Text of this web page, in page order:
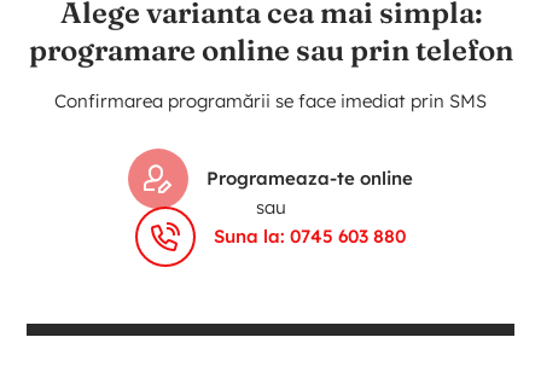
Alege varianta cea mai simpla:
programare online sau prin telefon
Confirmarea programării se face imediat prin SMS
Programeaza-te online
sau
Suna la: 0745 603 880